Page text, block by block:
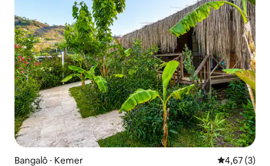
Bangalô ⋅ Kemer 4,67 de
4,67 (3)